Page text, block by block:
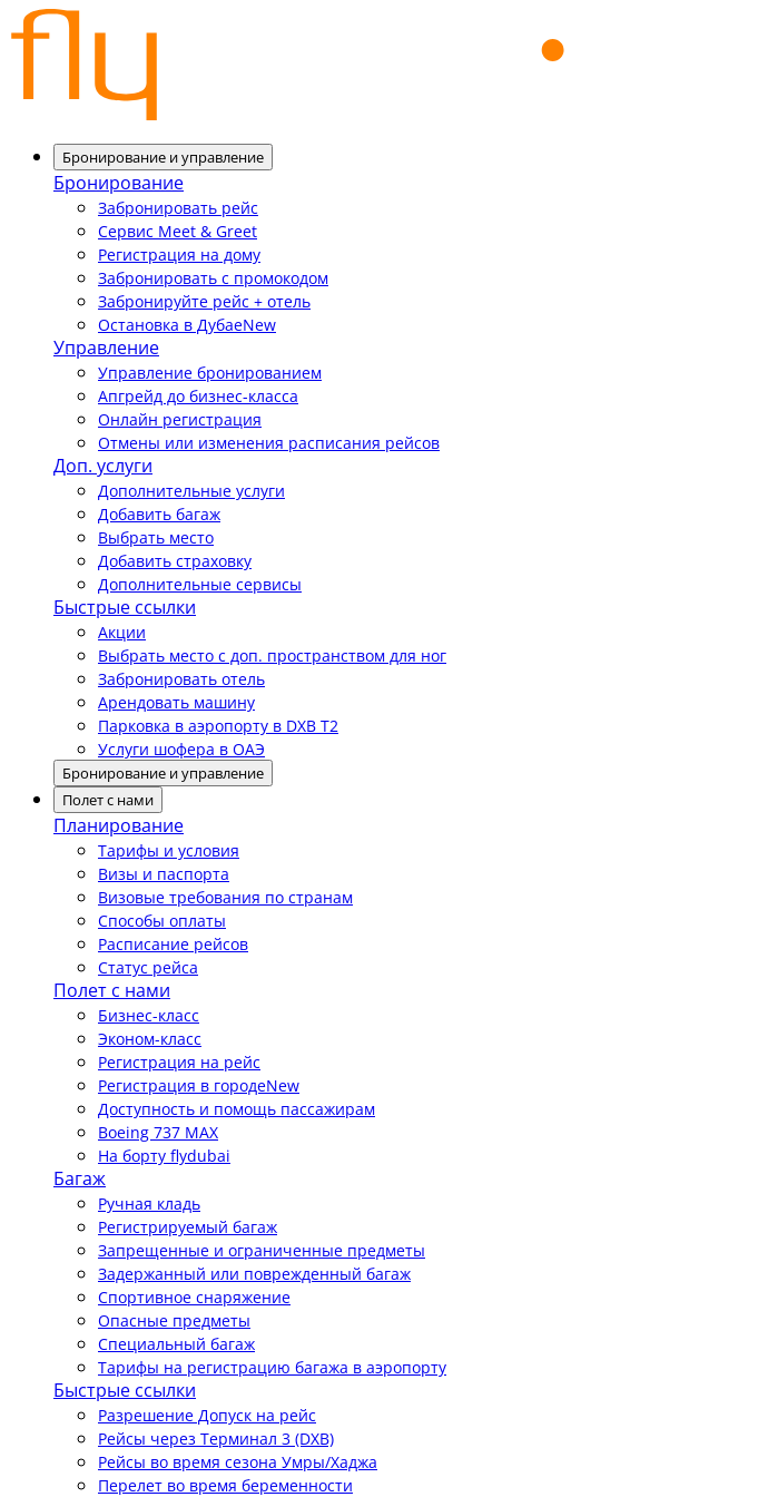
Бронирование и управление
Бронирование
Забронировать рейс
Сервис Meet & Greet
Регистрация на дому
Забронировать с промокодом
Забронируйте рейс + отель
Остановка в ДубаеNew
Управление
Управление бронированием
Апгрейд до бизнес-класса
Онлайн регистрация
Отмены или изменения расписания рейсов
Доп. услуги
Дополнительные услуги
Добавить багаж
Выбрать место
Добавить страховку
Дополнительные сервисы
Быстрые ссылки
Акции
Выбрать место с доп. пространством для ног
Забронировать отель
Арендовать машину
Парковка в аэропорту в DXB T2
Услуги шофера в ОАЭ
Бронирование и управление
Полет с нами
Планирование
Тарифы и условия
Визы и паспорта
Визовые требования по странам
Способы оплаты
Расписание рейсов
Статус рейса
Полет с нами
Бизнес-класс
Эконом-класс
Регистрация на рейс
Регистрация в городеNew
Доступность и помощь пассажирам
Boeing 737 MAX
На борту flydubai
Багаж
Ручная кладь
Регистрируемый багаж
Запрещенные и ограниченные предметы
Задержанный или поврежденный багаж
Спортивное снаряжение
Опасные предметы
Специальный багаж
Тарифы на регистрацию багажа в аэропорту
Быстрые ссылки
Разрешение Допуск на рейс
Рейсы через Терминал 3 (DXB)
Рейсы во время сезона Умры/Хаджа
Перелет во время беременности